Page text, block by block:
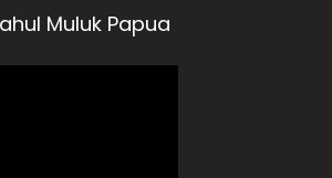
Muluk Papua